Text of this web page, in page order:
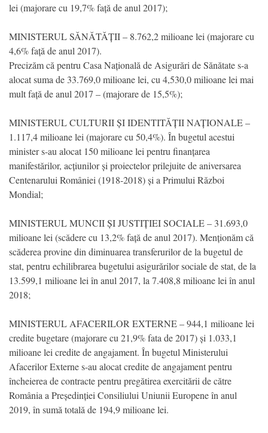
lei (majorare cu 19,7% față de anul 2017);
MINISTERUL SĂNĂTĂȚII – 8.762,2 milioane lei (majorare cu
4,6% față de anul 2017).
Precizăm că pentru Casa Națională de Asigurări de Sănătate s-a
alocat suma de 33.769,0 milioane lei, cu 4,530,0 milioane lei mai
mult față de anul 2017 – (majorare de 15,5%);
MINISTERUL CULTURII ȘI IDENTITĂȚII NAȚIONALE –
1.117,4 milioane lei (majorare cu 50,4%). În bugetul acestui
minister s-au alocat 150 milioane lei pentru finanțarea
manifestărilor, acțiunilor și proiectelor prilejuite de aniversarea
Centenarului României (1918-2018) și a Primului Război
Mondial;
MINISTERUL MUNCII ȘI JUSTIȚIEI SOCIALE – 31.693,0
milioane lei (scădere cu 13,2% față de anul 2017). Menționăm că
scăderea provine din diminuarea transferurilor de la bugetul de
stat, pentru echilibrarea bugetului asigurărilor sociale de stat, de la
13.599,1 milioane lei în anul 2017, la 7.408,8 milioane lei în anul
2018;
MINISTERUL AFACERILOR EXTERNE – 944,1 milioane lei
credite bugetare (majorare cu 21,9% fata de 2017) și 1.033,1
milioane lei credite de angajament. În bugetul Ministerului
Afacerilor Externe s-au alocat credite de angajament pentru
încheierea de contracte pentru pregătirea exercitării de către
România a Președinției Consiliului Uniunii Europene în anul
2019, în sumă totală de 194,9 milioane lei.